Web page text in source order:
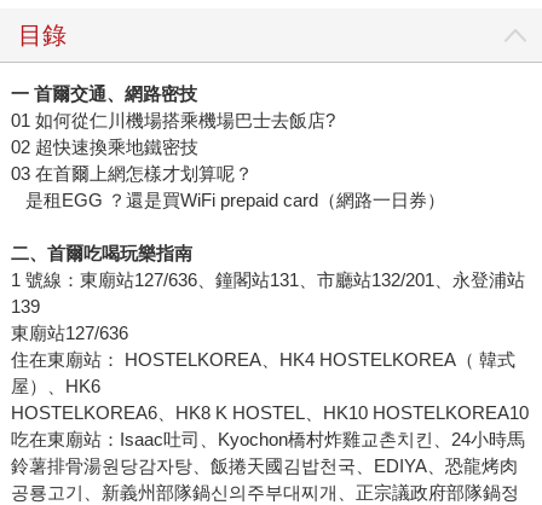
目錄
一 首爾交通、網路密技
01 如何從仁川機場搭乘機場巴士去飯店?
02 超快速換乘地鐵密技
03 在首爾上網怎樣才划算呢？
是租EGG ？還是買WiFi prepaid card（網路一日券）
二、首爾吃喝玩樂指南
1 號線：東廟站127/636、鐘閣站131、市廳站132/201、永登浦站
139
東廟站127/636
住在東廟站： HOSTELKOREA、HK4 HOSTELKOREA（ 韓式
屋）、HK6
HOSTELKOREA6、HK8 K HOSTEL、HK10 HOSTELKOREA10
吃在東廟站：Isaac吐司、Kyochon橋村炸雞교촌치킨、24小時馬
鈴薯排骨湯원당감자탕、飯捲天國김밥천국、EDIYA、恐龍烤肉
공룡고기、新義州部隊鍋신의주부대찌개、正宗議政府部隊鍋정